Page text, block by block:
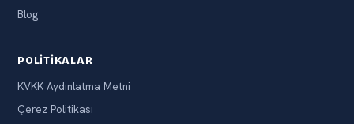
Blog
POLITIKALAR
KVKK Aydınlatma Metni
Çerez Politikası